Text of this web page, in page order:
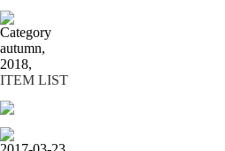
Category
autumn,
2018,
ITEM LIST